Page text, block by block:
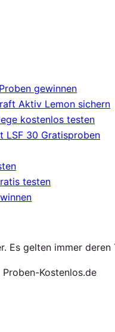
gewinnen
Aktiv Lemon sichern
kostenlos testen
LSF 30 Gratisproben
testen
Es gelten immer deren
Kostenlos.de